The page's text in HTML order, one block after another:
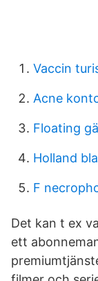
Vaccin
Acne
Floating
Holland
F
Det kan t ex
ett